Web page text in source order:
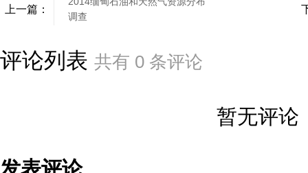
上一篇：
调查
评论列表 共有 0 条评论
暂无评论
发表评论